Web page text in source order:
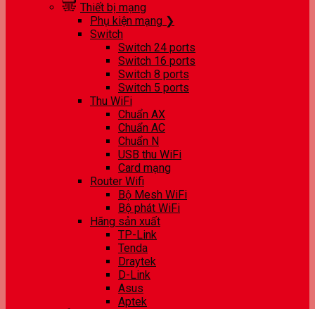
Thiết bị mạng
Phụ kiện mạng ❯
Switch
Switch 24 ports
Switch 16 ports
Switch 8 ports
Switch 5 ports
Thu WiFi
Chuẩn AX
Chuẩn AC
Chuẩn N
USB thu WiFi
Card mạng
Router Wifi
Bộ Mesh WiFi
Bộ phát WiFi
Hãng sản xuất
TP-Link
Tenda
Draytek
D-Link
Asus
Aptek